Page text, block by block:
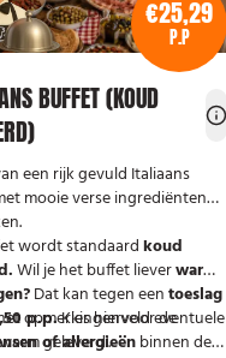
€25,29
P.P
BUFFET (KOUD
een rijk gevuld Italiaans
mooie verse ingrediënten
wordt standaardkoud
Wil je het buffet lieverwarm
Dat kan tegen eentoeslag
p.p.Kies hiervoor de
geleverd'.
opmerkingenveld eventuele
of allergieënbinnen de